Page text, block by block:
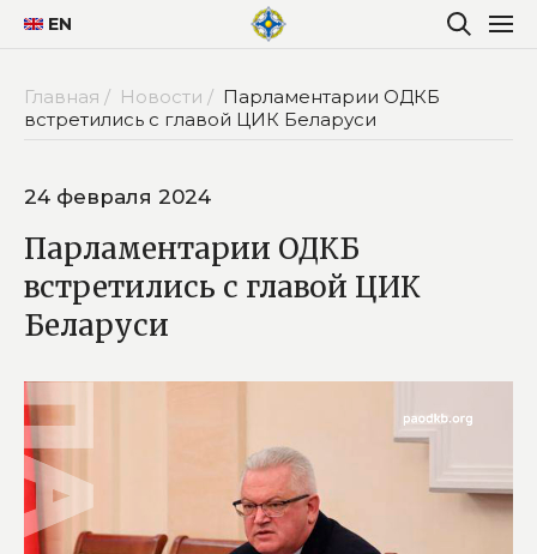
EN
Главная / Новости / Парламентарии ОДКБ
встретились с главой ЦИК Беларуси
24 февраля 2024
Парламентарии ОДКБ
встретились с главой ЦИК
Беларуси